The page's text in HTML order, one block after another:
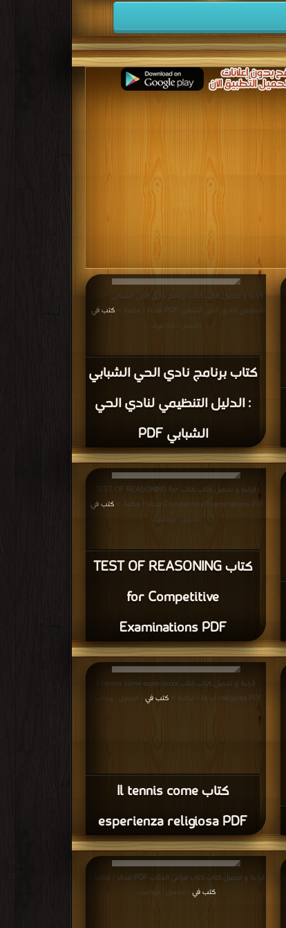
كتاب برنامج نادي الحي الشبابي
: الدليل التنظيمي لنادي الحي
الشبابي PDF
قراءة و تحميل كتاب كتاب برنامج نادي الحي الشبابي : الدليل
التنظيمي لنادي الحي الشبابي PDF مجانا | مكتبة >
كتب في
التحميل : مرة/مرات
كتاب TEST OF REASONING
for Competitive
Examinations PDF
قراءة و تحميل كتاب كتاب TEST OF REASONING for
Competitive Examinations PDF مجانا | مكتبة >
كتب في
التحميل : مرة/مرات
كتاب Il tennis come
esperienza religiosa PDF
قراءة و تحميل كتاب كتاب Il tennis come esperienza
religiosa PDF مجانا | مكتبة >
كتب في | التحميل : مرة/مرات
قراءة و تحميل كتاب كتاب مراعي الذئاب PDF مجانا | مكتبة >
كتب في
| التحميل : مرة/مرات